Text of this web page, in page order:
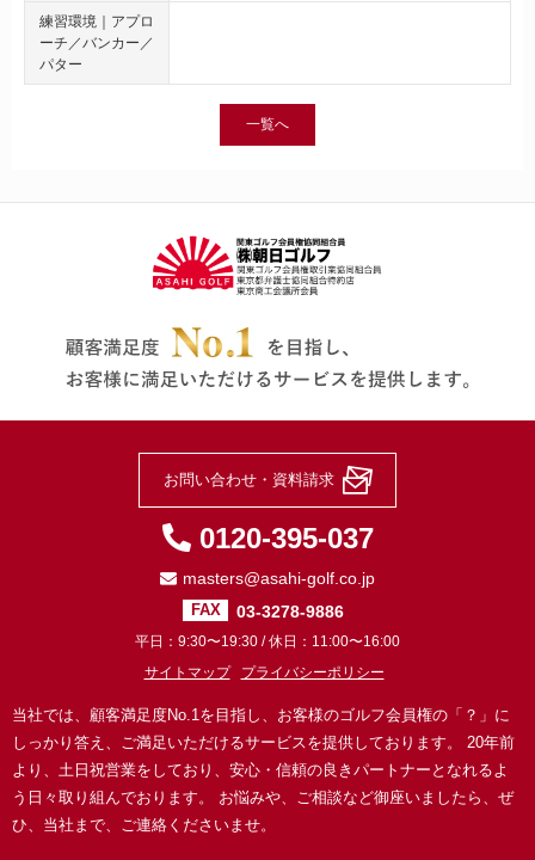
練習環境｜アプロ
ーチ／バンカー／
パター
一覧へ
当社では、顧客満足度No.1を目指し、お客様のゴルフ会員権の「？」に
しっかり答え、ご満足いただけるサービスを提供しております。
20年前
より、土日祝営業をしており、安心・信頼の良きパートナーとなれるよ
う日々取り組んでおります。
お悩みや、ご相談など御座いましたら、ぜ
ひ、当社まで、ご連絡くださいませ。
お問い合わせ・資料請求
0120-395-037
masters@asahi-golf.co.jp
FAX 03-3278-9886
平日：9:30〜19:30 / 休日：11:00〜16:00
サイトマップ
プライバシーポリシー